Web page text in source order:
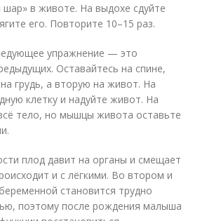
в животе. На выдохе сдуйте
его. Повторите 10–15 раз.
упражнение — это
Оставайтесь на спине,
грудь, а вторую на живот. На
клетку и надуйте живот. На
тело, но мышцы живота оставьте
плод давит на органы и смещает
и с лёгкими. Во втором и
становится трудно
поэтому после рождения малыша